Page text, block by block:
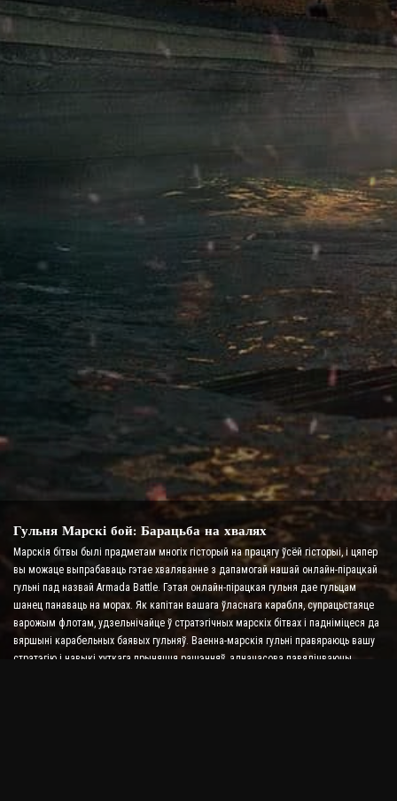
Гульня Марскі бой: Барацьба на хвалях
Марскія бітвы былі прадметам многіх гісторый на працягу ўсёй гісторыі, і цяпер
вы можаце выпрабаваць гэтае хваляванне з дапамогай нашай онлайн-пірацкай
гульні пад назвай Armada Battle. Гэтая онлайн-пірацкая гульня дае гульцам
шанец панаваць на морах. Як капітан вашага ўласнага карабля, супрацьстаяце
варожым флотам, удзельнічайце ў стратэгічных марскіх бітвах і падніміцеся да
вяршыні карабельных баявых гульняў. Ваенна-марскія гульні правяраюць вашу
стратэгію і навыкі хуткага прыняцця рашэнняў, адначасова павялічваючы